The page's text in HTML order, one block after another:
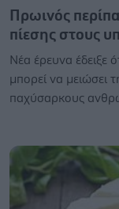
Πρωινός
πίεσης στους
Nέα έρευνα έδειξε
μπορεί να μειώσει
παχύσαρκους